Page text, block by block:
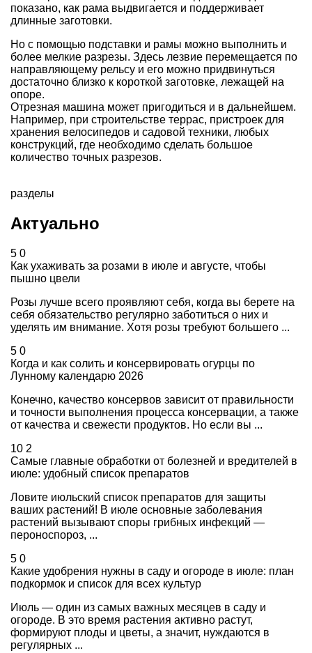
показано, как рама выдвигается и поддерживает
длинные заготовки.
Но с помощью подставки и рамы можно выполнить и
более мелкие разрезы. Здесь лезвие перемещается по
направляющему рельсу и его можно придвинуться
достаточно близко к короткой заготовке, лежащей на
опоре.
Отрезная машина может пригодиться и в дальнейшем.
Например, при строительстве террас, пристроек для
хранения велосипедов и садовой техники, любых
конструкций, где необходимо сделать большое
количество точных разрезов.
разделы
Актуально
5 0
Как ухаживать за розами в июле и августе, чтобы
пышно цвели
Розы лучше всего проявляют себя, когда вы берете на
себя обязательство регулярно заботиться о них и
уделять им внимание. Хотя розы требуют большего ...
5 0
Когда и как солить и консервировать огурцы по
Лунному календарю 2026
Конечно, качество консервов зависит от правильности
и точности выполнения процесса консервации, а также
от качества и свежести продуктов. Но если вы ...
10 2
Самые главные обработки от болезней и вредителей в
июле: удобный список препаратов
Ловите июльский список препаратов для защиты
ваших растений! В июле основные заболевания
растений вызывают споры грибных инфекций —
пероноспороз, ...
5 0
Какие удобрения нужны в саду и огороде в июле: план
подкормок и список для всех культур
Июль — один из самых важных месяцев в саду и
огороде. В это время растения активно растут,
формируют плоды и цветы, а значит, нуждаются в
регулярных ...